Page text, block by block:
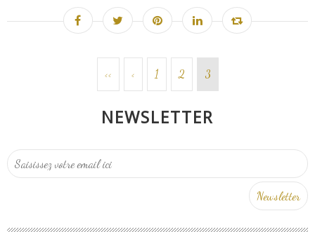
<< < 1 2 3
NEWSLETTER